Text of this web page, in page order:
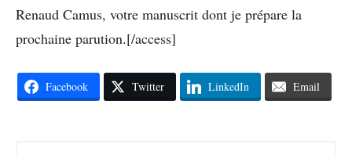
Renaud Camus, votre manuscrit dont je prépare la
prochaine parution.[/access]
Facebook Twitter LinkedIn Email